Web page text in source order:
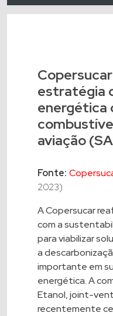
estratégia
energética
aviação
Fonte:
2023)
A Copersucar
com a
para viabilizar
a
importante em
energética. A
Etanol, joint-
recentemente